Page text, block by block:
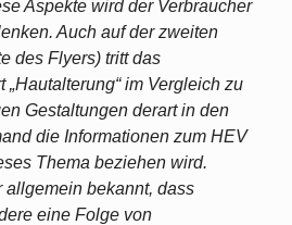
Aspekte wird der Verbraucher
Auch auf der zweiten
des Flyers) tritt das
im Vergleich zu
Gestaltungen derart in den
die Informationen zum HEV
Thema beziehen wird.
allgemein bekannt, dass
eine Folge von